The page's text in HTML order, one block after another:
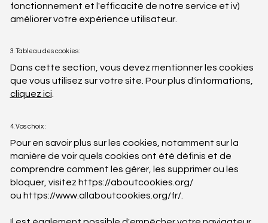
fonctionnement et l'efficacité de notre service et iv)
améliorer votre expérience utilisateur.
3. Tableau des cookies :
Dans cette section, vous devez mentionner les cookies
que vous utilisez sur votre site. Pour plus d'informations,
cliquez ici.
4. Vos choix :
Pour en savoir plus sur les cookies, notamment sur la
manière de voir quels cookies ont été définis et de
comprendre comment les gérer, les supprimer ou les
bloquer, visitez https://aboutcookies.org/
ou https://www.allaboutcookies.org/fr/.